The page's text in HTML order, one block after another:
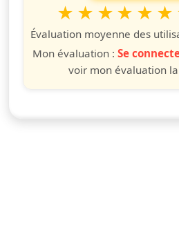
questo spettacolo 7
6
étoiles
5
étoiles
4
étoiles
3
étoiles
2
étoiles
étoile
Évaluation moyenne des
Mon évaluation : Se
voir mon évaluation